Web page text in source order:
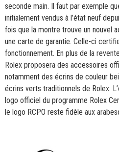
seconde main. Il faut par exemple
initialement vendus à l’état neuf
fois que la montre trouve un nouvel
une carte de garantie. Celle-ci
fonctionnement. En plus de la
Rolex proposera des accessoires
notamment des écrins de couleur
écrins verts traditionnels de Rolex.
logo officiel du programme Rolex
le logo RCPO reste fidèle aux